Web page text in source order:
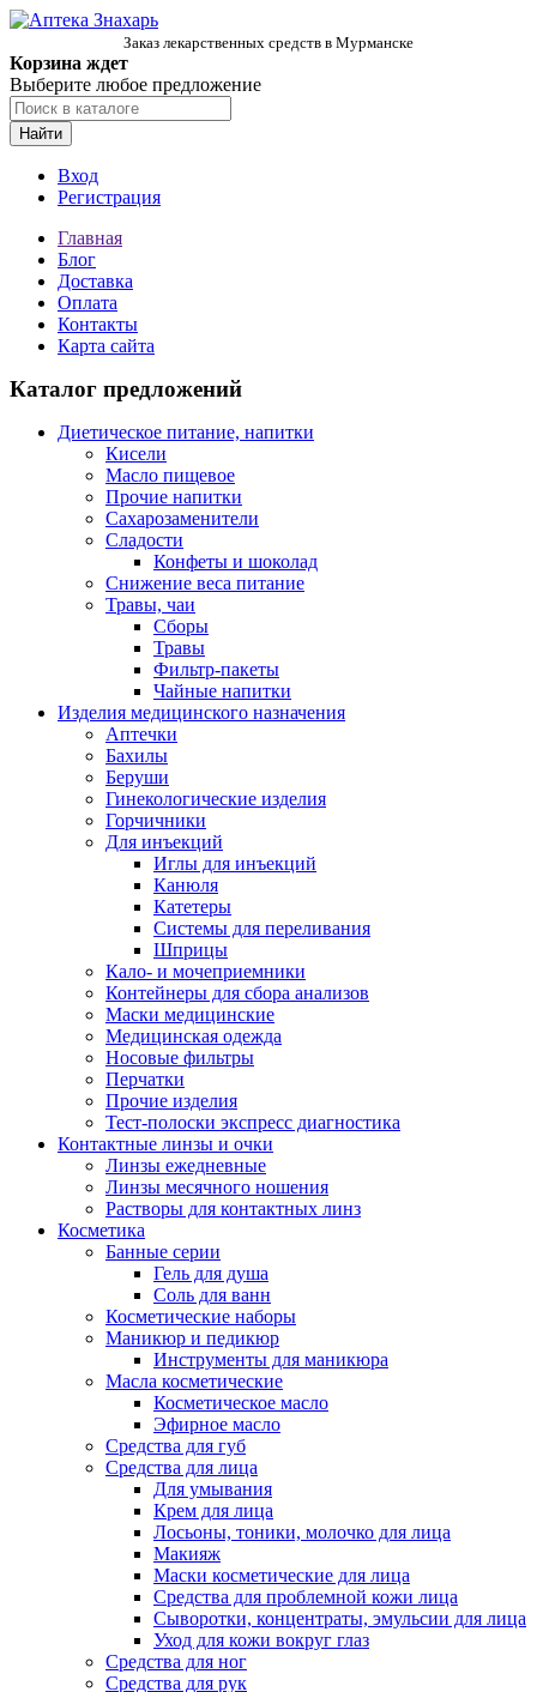
Заказ лекарственных средств в Мурманске
Корзина ждет
Выберите любое предложение
Найти
Вход
Регистрация
Главная
Блог
Доставка
Оплата
Контакты
Карта сайта
Каталог предложений
Диетическое питание, напитки
Кисели
Масло пищевое
Прочие напитки
Сахарозаменители
Сладости
Конфеты и шоколад
Снижение веса питание
Травы, чаи
Сборы
Травы
Фильтр-пакеты
Чайные напитки
Изделия медицинского назначения
Аптечки
Бахилы
Беруши
Гинекологические изделия
Горчичники
Для инъекций
Иглы для инъекций
Канюля
Катетеры
Системы для переливания
Шприцы
Кало- и мочеприемники
Контейнеры для сбора анализов
Маски медицинские
Медицинская одежда
Носовые фильтры
Перчатки
Прочие изделия
Тест-полоски экспресс диагностика
Контактные линзы и очки
Линзы ежедневные
Линзы месячного ношения
Растворы для контактных линз
Косметика
Банные серии
Гель для душа
Соль для ванн
Косметические наборы
Маникюр и педикюр
Инструменты для маникюра
Масла косметические
Косметическое масло
Эфирное масло
Средства для губ
Средства для лица
Для умывания
Крем для лица
Лосьоны, тоники, молочко для лица
Макияж
Маски косметические для лица
Средства для проблемной кожи лица
Сыворотки, концентраты, эмульсии для лица
Уход для кожи вокруг глаз
Средства для ног
Средства для рук